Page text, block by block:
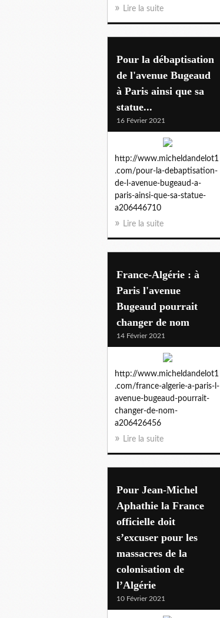
Lire la suite
Pour la débaptisation
de l'avenue Bugeaud
à Paris ainsi que sa
statue...
16 Février 2021
http://www.micheldandelot1
.com/pour-la-debaptisation-
de-l-avenue-bugeaud-a-
paris-ainsi-que-sa-statue-
a206446710
Lire la suite
France-Algérie : à
Paris l'avenue
Bugeaud pourrait
changer de nom
14 Février 2021
http://www.micheldandelot1
.com/france-algerie-a-paris-l-
avenue-bugeaud-pourrait-
changer-de-nom-
a206426456
Lire la suite
Pour Jean-Michel
Aphathie la France
officielle doit
s’excuser pour les
massacres de la
colonisation de
l’Algérie
10 Février 2021